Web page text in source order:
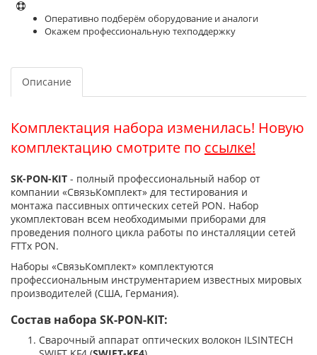
Оперативно подберём оборудование и аналоги
Окажем профессиональную техподдержку
Описание
Комплектация набора изменилась! Новую
комплектацию смотрите по ссылке!
SK-PON-KIT - полный профессиональный набор от
компании «СвязьКомплект» для тестирования и
монтажа пассивных оптических сетей PON. Набор
укомплектован всем необходимыми приборами для
проведения полного цикла работы по инсталляции сетей
FTTx PON.
Наборы «СвязьКомплект» комплектуются
профессиональным инструментарием известных мировых
производителей (США, Германия).
Состав набора SK-PON-KIT:
Сварочный аппарат оптических волокон ILSINTECH